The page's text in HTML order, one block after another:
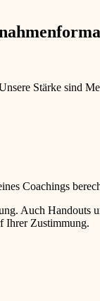
Stärke sind
Coachings
Auch Handouts
Ihrer Zustimmung.